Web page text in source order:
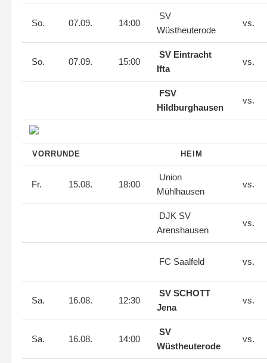
So. 07.09. 14:00
SV
Wüstheuterode
vs.
So. 07.09. 15:00
SV Eintracht
Ifta
vs.
FSV
Hildburghausen
vs.
VORRUNDE HEIM
Fr. 15.08. 18:00
Union
Mühlhausen
vs.
DJK SV
Arenshausen
vs.
FC Saalfeld vs.
Sa. 16.08. 12:30
SV SCHOTT
Jena
vs.
Sa. 16.08. 14:00
SV
Wüstheuterode
vs.